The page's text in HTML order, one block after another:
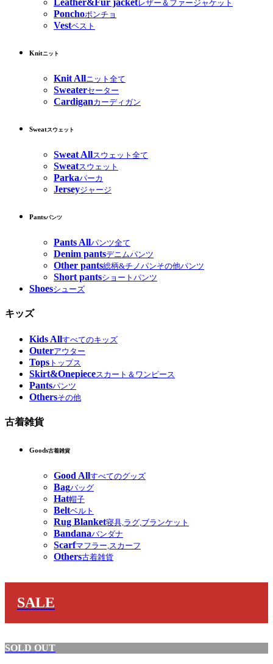
Leather&Fur jacketレザー＆ファージャケット
Ponchoポンチョ
Vestベスト
Knitニット
Knit Allニット全て
Sweaterセーター
Cardiganカーディガン
Sweatスウェット
Sweat Allスウェット全て
Sweatスウェット
Parkaパーカ
Jerseyジャージ
Pantsパンツ
Pants Allパンツ全て
Denim pantsデニムパンツ
Other pants総柄&チノパンその他パンツ
Short pantsショートパンツ
Shoesシューズ
キッズ
Kids Allすべてのキッズ
Outerアウター
Tops トップス
Skirt&Onepieceスカート＆ワンピース
Pantsパンツ
Othersその他
古着雑貨
Goods古着雑貨
Good Allすべてのグッズ
Bagバッグ
Hat帽子
Beltベルト
Rug Blanket寝具,ラグ,ブランケット
Bandanaバンダナ
Scarfマフラー,スカーフ
Others古着雑貨
SALE
SOLD OUT